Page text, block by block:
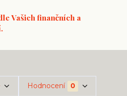
Vašich finančních a
Hodnocení 0